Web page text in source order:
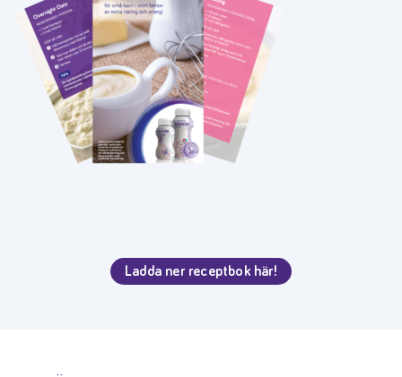
Ladda ner receptbok här!